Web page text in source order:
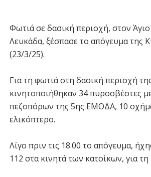
Φωτιά σε δασική περιοχή, στον
Λευκάδα, ξέσπασε το απόγευμα της
(23/3/25).
Για τη φωτιά στη δασική περιοχή
κινητοποιήθηκαν 34 πυροσβέστες
πεζοπόρων της 5ης ΕΜΟΔΑ, 10
ελικόπτερο.
Λίγο πριν τις 18.00 το απόγευμα,
112 στα κινητά των κατοίκων, για